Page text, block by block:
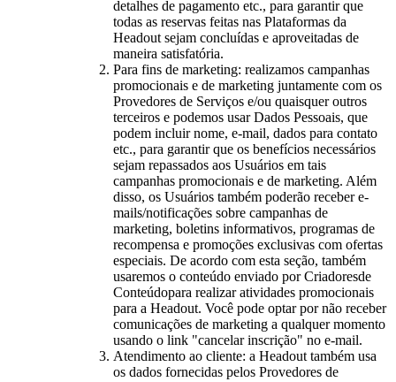
detalhes de pagamento etc., para garantir que
todas as reservas feitas nas Plataformas da
Headout sejam concluídas e aproveitadas de
maneira satisfatória.
Para fins de marketing: realizamos campanhas
promocionais e de marketing juntamente com os
Provedores de Serviços e/ou quaisquer outros
terceiros e podemos usar Dados Pessoais, que
podem incluir nome, e-mail, dados para contato
etc., para garantir que os benefícios necessários
sejam repassados aos Usuários em tais
campanhas promocionais e de marketing. Além
disso, os Usuários também poderão receber e-
mails/notificações sobre campanhas de
marketing, boletins informativos, programas de
recompensa e promoções exclusivas com ofertas
especiais. De acordo com esta seção, também
usaremos o conteúdo enviado por Criadoresde
Conteúdopara realizar atividades promocionais
para a Headout. Você pode optar por não receber
comunicações de marketing a qualquer momento
usando o link "cancelar inscrição" no e-mail.
Atendimento ao cliente: a Headout também usa
os dados fornecidas pelos Provedores de